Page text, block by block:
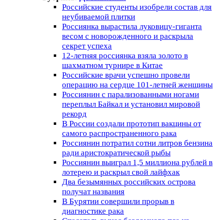
Российские студенты изобрели состав для
неубиваемой плитки
Россиянка вырастила луковицу-гиганта
весом с новорожденного и раскрыла
секрет успеха
12-летняя россиянка взяла золото в
шахматном турнире в Китае
Российские врачи успешно провели
операцию на сердце 101-летней женщины
Россиянин с парализованными ногами
переплыл Байкал и установил мировой
рекорд
В России создали прототип вакцины от
самого распространенного рака
Россиянин потратил сотни литров бензина
ради аристократической рыбы
Россиянин выиграл 1,5 миллиона рублей в
лотерею и раскрыл свой лайфхак
Два безымянных российских острова
получат названия
В Бурятии совершили прорыв в
диагностике рака